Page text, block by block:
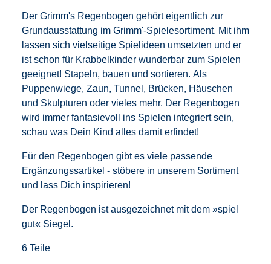
Der Grimm's Regenbogen gehört eigentlich zur
Grundausstattung im Grimm'-Spielesortiment. Mit ihm
lassen sich vielseitige Spielideen umsetzten und er
ist schon für Krabbelkinder wunderbar zum Spielen
geeignet! Stapeln, bauen und sortieren. Als
Puppenwiege, Zaun, Tunnel, Brücken, Häuschen
und Skulpturen oder vieles mehr. Der Regenbogen
wird immer fantasievoll ins Spielen integriert sein,
schau was Dein Kind alles damit erfindet!
Für den Regenbogen gibt es viele passende
Ergänzungssartikel - stöbere in unserem Sortiment
und lass Dich inspirieren!
Der Regenbogen ist ausgezeichnet mit dem »spiel
gut« Siegel.
6 Teile